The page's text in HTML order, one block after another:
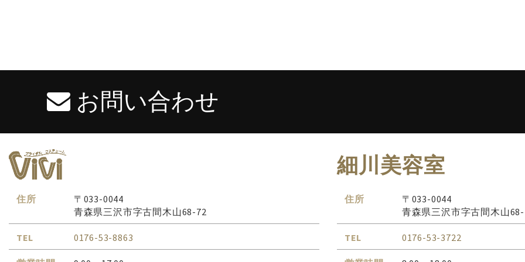
お問い合わせ
住所
〒033-0044
青森県三沢市字古間木山68-72
TEL 0176-53-8863
細川美容室
住所
〒033-0044
青森県三沢市字古間木山
TEL 0176-53-3722